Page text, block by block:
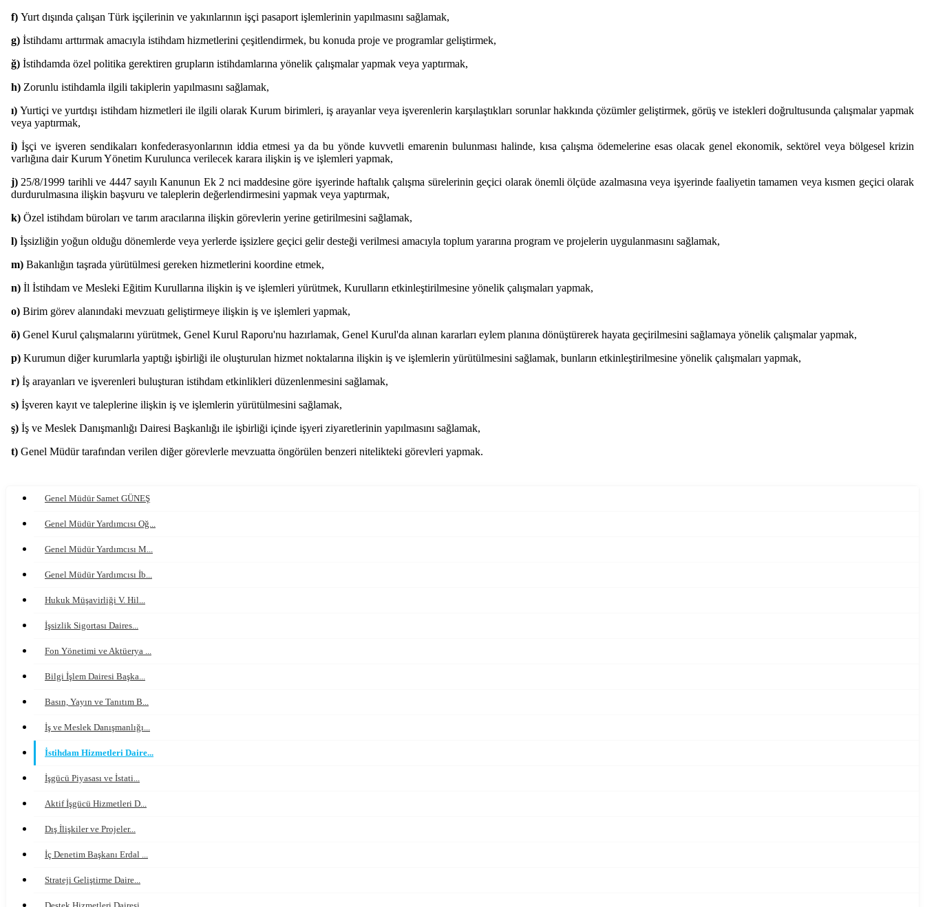
f) Yurt dışında çalışan Türk işçilerinin ve yakınlarının işçi pasaport işlemlerinin yapılmasını sağlamak,
g) İstihdamı arttırmak amacıyla istihdam hizmetlerini çeşitlendirmek, bu konuda proje ve programlar geliştirmek,
ğ) İstihdamda özel politika gerektiren grupların istihdamlarına yönelik çalışmalar yapmak veya yaptırmak,
h) Zorunlu istihdamla ilgili takiplerin yapılmasını sağlamak,
ı) Yurtiçi ve yurtdışı istihdam hizmetleri ile ilgili olarak Kurum birimleri, iş arayanlar veya işverenlerin karşılaştıkları sorunlar hakkında çözümler geliştirmek, görüş ve istekleri doğrultusunda çalışmalar yapmak
veya yaptırmak,
i) İşçi ve işveren sendikaları konfederasyonlarının iddia etmesi ya da bu yönde kuvvetli emarenin bulunması halinde, kısa çalışma ödemelerine esas olacak genel ekonomik, sektörel veya bölgesel krizin
varlığına dair Kurum Yönetim Kurulunca verilecek karara ilişkin iş ve işlemleri yapmak,
j) 25/8/1999 tarihli ve 4447 sayılı Kanunun Ek 2 nci maddesine göre işyerinde haftalık çalışma sürelerinin geçici olarak önemli ölçüde azalmasına veya işyerinde faaliyetin tamamen veya kısmen geçici olarak
durdurulmasına ilişkin başvuru ve taleplerin değerlendirmesini yapmak veya yaptırmak,
k) Özel istihdam büroları ve tarım aracılarına ilişkin görevlerin yerine getirilmesini sağlamak,
l) İşsizliğin yoğun olduğu dönemlerde veya yerlerde işsizlere geçici gelir desteği verilmesi amacıyla toplum yararına program ve projelerin uygulanmasını sağlamak,
m) Bakanlığın taşrada yürütülmesi gereken hizmetlerini koordine etmek,
n) İl İstihdam ve Mesleki Eğitim Kurullarına ilişkin iş ve işlemleri yürütmek, Kurulların etkinleştirilmesine yönelik çalışmaları yapmak,
o) Birim görev alanındaki mevzuatı geliştirmeye ilişkin iş ve işlemleri yapmak,
ö) Genel Kurul çalışmalarını yürütmek, Genel Kurul Raporu'nu hazırlamak, Genel Kurul'da alınan kararları eylem planına dönüştürerek hayata geçirilmesini sağlamaya yönelik çalışmalar yapmak,
p) Kurumun diğer kurumlarla yaptığı işbirliği ile oluşturulan hizmet noktalarına ilişkin iş ve işlemlerin yürütülmesini sağlamak, bunların etkinleştirilmesine yönelik çalışmaları yapmak,
r) İş arayanları ve işverenleri buluşturan istihdam etkinlikleri düzenlenmesini sağlamak,
s) İşveren kayıt ve taleplerine ilişkin iş ve işlemlerin yürütülmesini sağlamak,
ş) İş ve Meslek Danışmanlığı Dairesi Başkanlığı ile işbirliği içinde işyeri ziyaretlerinin yapılmasını sağlamak,
t) Genel Müdür tarafından verilen diğer görevlerle mevzuatta öngörülen benzeri nitelikteki görevleri yapmak.
Genel Müdür Samet GÜNEŞ
Genel Müdür Yardımcısı Oğ...
Genel Müdür Yardımcısı M...
Genel Müdür Yardımcısı İb...
Hukuk Müşavirliği V. Hil...
İşsizlik Sigortası Daires...
Fon Yönetimi ve Aktüerya ...
Bilgi İşlem Dairesi Başka...
Basın, Yayın ve Tanıtım B...
İş ve Meslek Danışmanlığı...
İstihdam Hizmetleri Daire...
İşgücü Piyasası ve İstati...
Aktif İşgücü Hizmetleri D...
Dış İlişkiler ve Projeler...
İç Denetim Başkanı Erdal ...
Strateji Geliştirme Daire...